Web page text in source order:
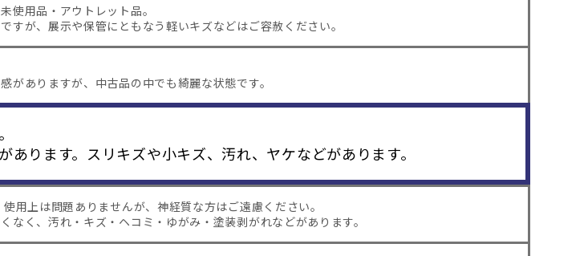
使用品・アウトレット品。
すが、展示や保管にともなう軽いキズなどはご容赦ください。
がありますが、中古品の中でも綺麗な状態です。
あります。スリキズや小キズ、汚れ、ヤケなどがあります。
用上は問題ありませんが、神経質な方はご遠慮ください。
なく、汚れ・キズ・ヘコミ・ゆがみ・塗装剥がれなどがあります。